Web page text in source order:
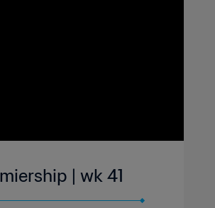
| wk 41